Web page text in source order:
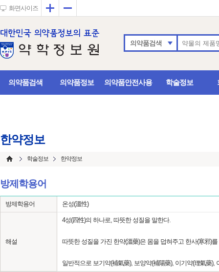
화면사이즈 확대
의약품검색
의약품검색 의약품정보 의약품안전사용 학술정보
한약정보
학술정보 한약정보
방제학용어
방제학용어 온성(溫性)
해설
4성(四性)의 하나로, 따뜻한 성질을 말한다.
따뜻한 성질을 가진 한약(溫藥)은 몸을 덥혀주고 한사(寒邪)
일반적으로 보기약(補氣藥), 보양약(補陽藥), 이기약(理氣藥